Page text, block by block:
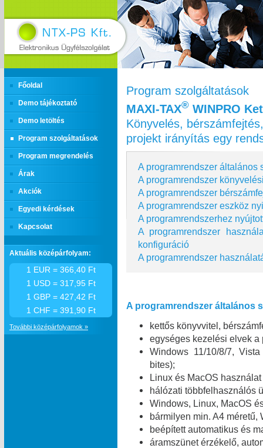
Főoldal
Demo tájékoztató
Demo letöltés
Program szolgáltatások
Program megrendelés
Árak
Akciók
Egyedi kérdések
Kapcsolat
Program szolgáltatások
MAXI‑TAX® WINPRO
Könyvelés,
projekt irányítás egy
A programrendszer általános
A programrendszer
A programrendszer
A programrendszer eszköz
A programrendszerhez
A programrendszer
konfiguráció
A programrendszer
A programrendszer általános
kettős könyvvitel,
egységes kezelési elvek a
Windows 11/10/8/7,
bites);
Linux és MacOS
hálózati többfelhasználós
Windows, Linux, MacOS
bármilyen min. A4
beépített automatikus és
áramszünet érzékelő,
Aktuális középárfolyam:
1 EUR = 366,40 Ft
1 USD = 317,95 Ft
1 GBP = 427,42 Ft
1 CHF = 391,90 Ft
További középárfolyamok »